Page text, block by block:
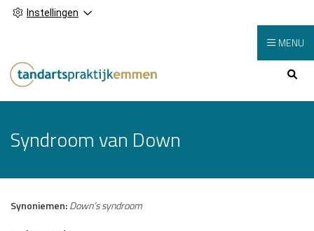
Instellingen
Hoofdmenu
MENU
Syndroom van Down
Synoniemen:Down’s syndroom